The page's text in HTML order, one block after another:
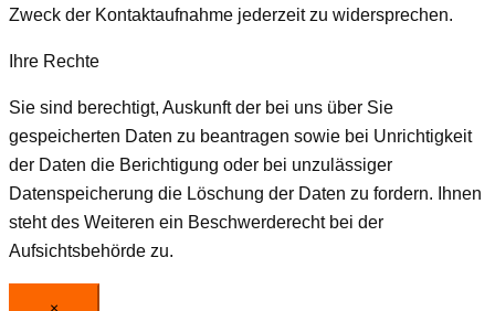
Zweck der Kontaktaufnahme jederzeit zu widersprechen.
Ihre Rechte
Sie sind berechtigt, Auskunft der bei uns über Sie
gespeicherten Daten zu beantragen sowie bei Unrichtigkeit
der Daten die Berichtigung oder bei unzulässiger
Datenspeicherung die Löschung der Daten zu fordern. Ihnen
steht des Weiteren ein Beschwerderecht bei der
Aufsichtsbehörde zu.